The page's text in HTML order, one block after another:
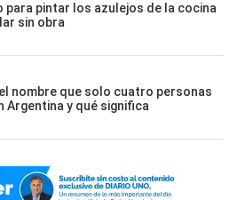
para pintar los azulejos de la cocina
sin obra
nombre que solo cuatro personas
Argentina y qué significa